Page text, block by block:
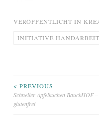
VERÖFFENTLICHT IN
INITIATIVE HANDARBEIT
< PREVIOUS
Schneller Apfelkuchen BauckHOF –
glutenfrei